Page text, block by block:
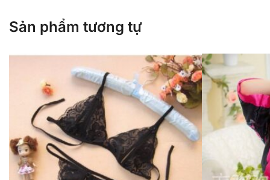
Sản phẩm tương tự